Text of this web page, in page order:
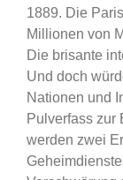
1889. Die
Millionen von
Die brisante
Und doch
Nationen und
Pulverfass zur
werden zwei